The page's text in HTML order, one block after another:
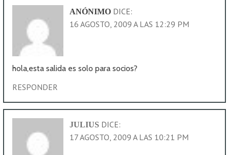
ANÓNIMO DICE:
16 AGOSTO, 2009 A LAS 12:29 PM
hola,esta salida es solo para socios?
RESPONDER
JULIUS DICE:
17 AGOSTO, 2009 A LAS 10:21 PM